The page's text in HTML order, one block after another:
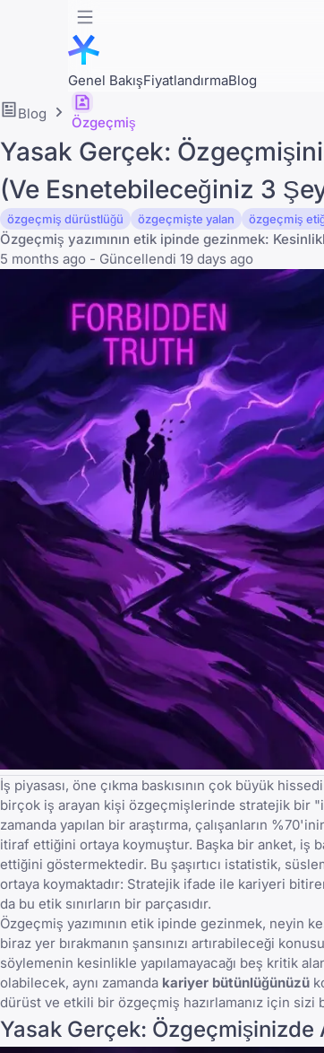
Genel BakışFiyatlandırmaBlog
Blog
Özgeçmiş
Yasak Gerçek:
(Ve Esnetebileceğiniz 3
özgeçmiş dürüstlüğü özgeçmişte yalan özgeçmiş
Özgeçmiş yazımının etik ipinde gezinmek:
5 months ago - Güncellendi 19 days ago
İş piyasası, öne çıkma baskısının çok büyük
birçok iş arayan kişi özgeçmişlerinde stratejik bir
zamanda yapılan bir araştırma, çalışanların
itiraf ettiğini ortaya koymuştur. Başka bir anket, iş
ettiğini göstermektedir. Bu şaşırtıcı istatistik,
ortaya koymaktadır: Stratejik ifade ile kariyeri
da bu etik sınırların bir parçasıdır.
Özgeçmiş yazımının etik ipinde gezinmek, neyin
biraz yer bırakmanın şansınızı artırabileceği
söylemenin kesinlikle yapılamayacağı beş kritik
olabilecek, aynı zamanda kariyer bütünlüğünüzü
dürüst ve etkili bir özgeçmiş hazırlamanız için sizi
Yasak Gerçek: Özgeçmişinizde